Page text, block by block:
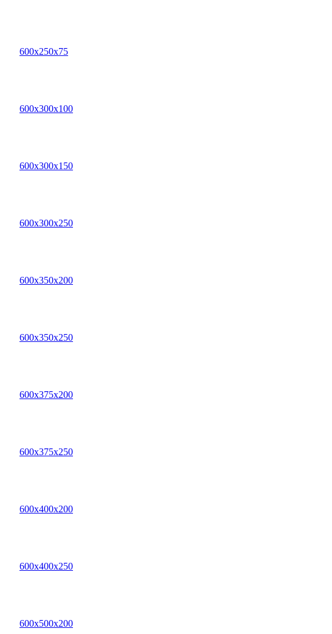
600х250х75
600х300х100
600х300х150
600х300х250
600х350х200
600х350х250
600х375х200
600х375х250
600х400х200
600х400х250
600х500х200